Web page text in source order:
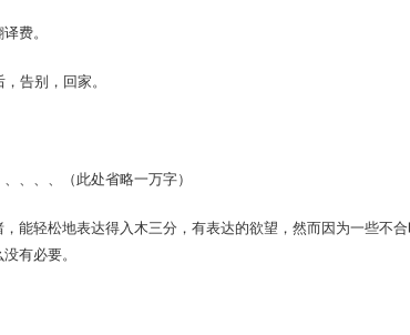
费。
告别，回家。
、、、（此处省略一万字）
能轻松地表达得入木三分，有表达的欲望，然而因为一些不
有必要。